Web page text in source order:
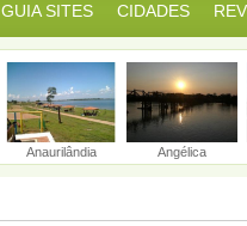
GUIA SITES CIDADES
Anaurilândia Angélica